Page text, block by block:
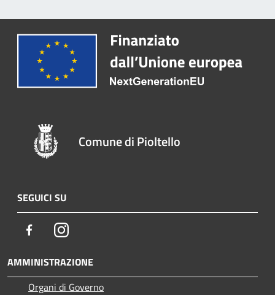
Comune di Pioltello
SEGUICI SU
FacebookInstagram
AMMINISTRAZIONE
Organi di Governo